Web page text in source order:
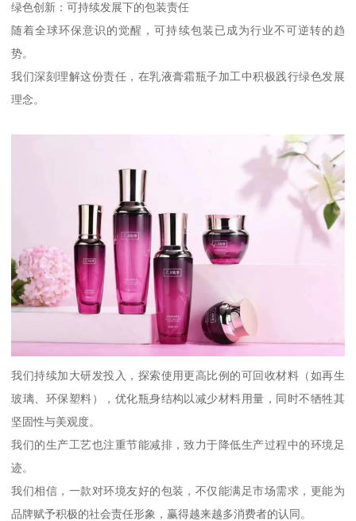
绿色创新：可持续发展下的包装责任
随着全球环保意识的觉醒，可持续包装已成为行业不可逆转的趋
势。
我们深刻理解这份责任，在乳液膏霜瓶子加工中积极践行绿色发展
理念。
我们持续加大研发投入，探索使用更高比例的可回收材料（如再生
玻璃、环保塑料），优化瓶身结构以减少材料用量，同时不牺牲其
坚固性与美观度。
我们的生产工艺也注重节能减排，致力于降低生产过程中的环境足
迹。
我们相信，一款对环境友好的包装，不仅能满足市场需求，更能为
品牌赋予积极的社会责任形象，赢得越来越多消费者的认同。